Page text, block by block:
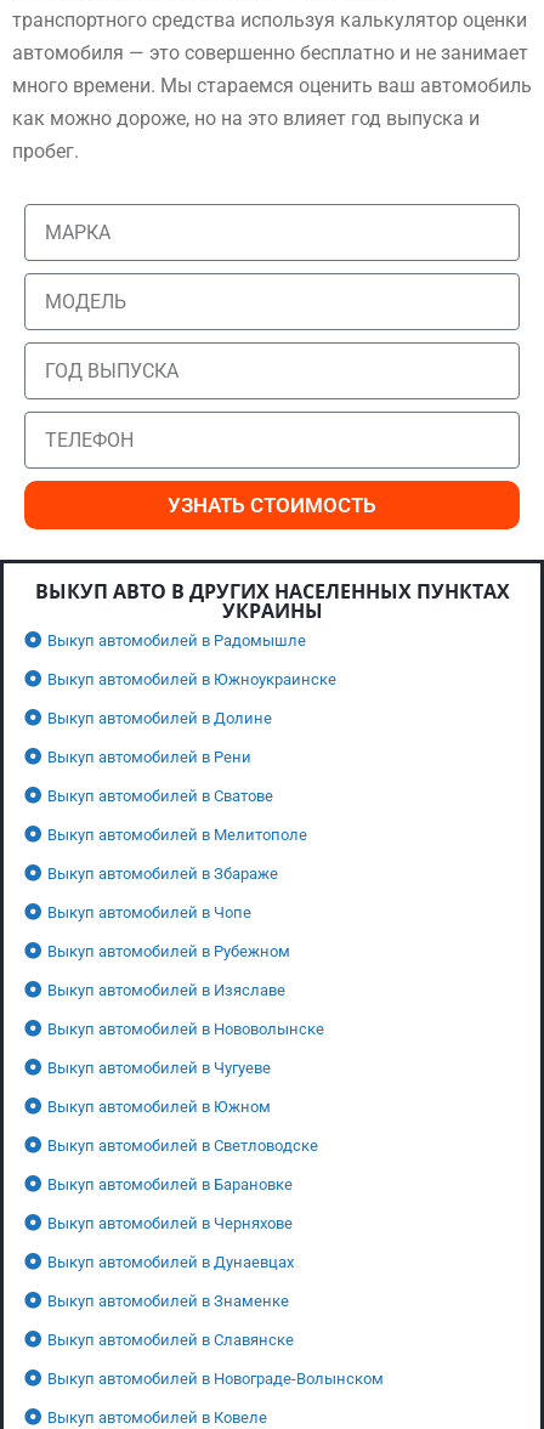
транспортного средства используя калькулятор оценки
автомобиля — это совершенно бесплатно и не занимает
много времени. Мы стараемся оценить ваш автомобиль
как можно дороже, но на это влияет год выпуска и
пробег.
УЗНАТЬ СТОИМОСТЬ
ВЫКУП АВТО В ДРУГИХ НАСЕЛЕННЫХ ПУНКТАХ
УКРАИНЫ
Выкуп автомобилей в Радомышле
Выкуп автомобилей в Южноукраинске
Выкуп автомобилей в Долине
Выкуп автомобилей в Рени
Выкуп автомобилей в Сватове
Выкуп автомобилей в Мелитополе
Выкуп автомобилей в Збараже
Выкуп автомобилей в Чопе
Выкуп автомобилей в Рубежном
Выкуп автомобилей в Изяславе
Выкуп автомобилей в Нововолынске
Выкуп автомобилей в Чугуеве
Выкуп автомобилей в Южном
Выкуп автомобилей в Светловодске
Выкуп автомобилей в Барановке
Выкуп автомобилей в Черняхове
Выкуп автомобилей в Дунаевцах
Выкуп автомобилей в Знаменке
Выкуп автомобилей в Славянске
Выкуп автомобилей в Новограде-Волынском
Выкуп автомобилей в Ковеле